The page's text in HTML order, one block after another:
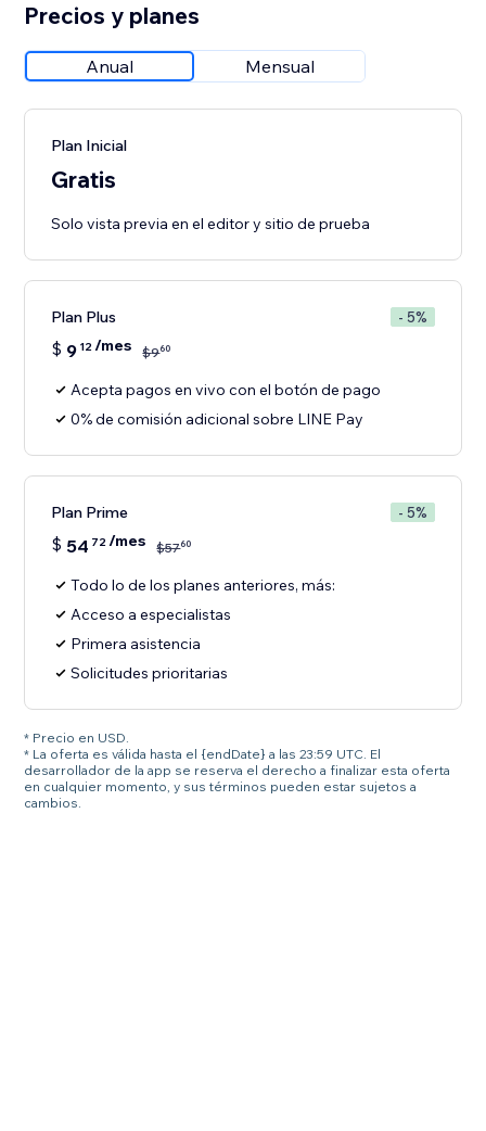
Precios y planes
Anual Mensual
Plan Inicial
Gratis
Solo vista previa en el editor y sitio de prueba
Plan Plus - 5%
$ 9 12/mes $960
Acepta pagos en vivo con el botón de pago
0% de comisión adicional sobre LINE Pay
Plan Prime - 5%
$ 54 72/mes $5760
Todo lo de los planes anteriores, más:
Acceso a especialistas
Primera asistencia
Solicitudes prioritarias
* Precio en USD.
* La oferta es válida hasta el {endDate} a las 23:59 UTC. El
desarrollador de la app se reserva el derecho a finalizar esta oferta
en cualquier momento, y sus términos pueden estar sujetos a
cambios.